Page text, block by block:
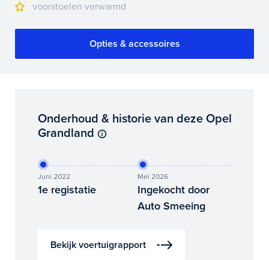
voorstoelen verwarmd
Opties & accessoires
Onderhoud & historie van deze Opel
Grandland
Juni 2022
1e registatie
Mei 2026
Ingekocht door
Auto Smeeing
Bekijk voertuigrapport